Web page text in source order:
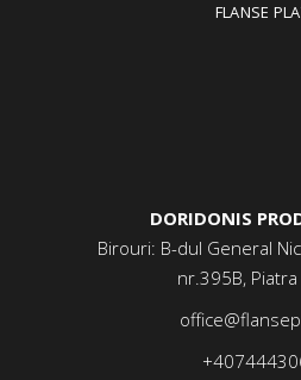
FLANSE
DORIDONIS
Birouri: B-dul General
nr.395B,